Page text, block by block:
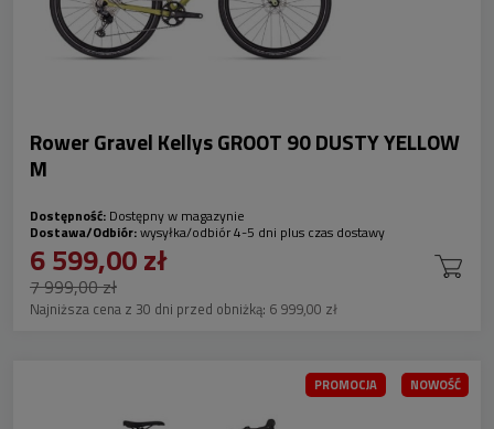
Rower Gravel Kellys GROOT 90 DUSTY YELLOW
M
Dostępność: Dostępny w magazynie
Dostawa/Odbiór:wysyłka/odbiór 4-5 dni plus czas dostawy
6 599,00 zł
7 999,00 zł
Najniższa cena z 30 dni przed obniżką: 6 999,00 zł
PROMOCJA NOWOŚĆ